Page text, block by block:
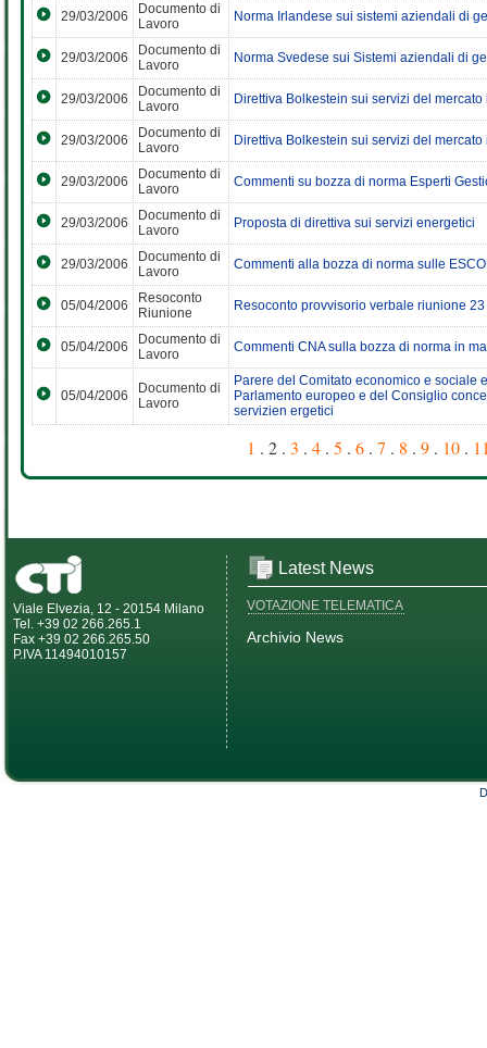
29/03/2006
Documento di
Lavoro
Norma Irlandese sui sistemi aziendali di
29/03/2006
Documento di
Lavoro
Norma Svedese sui Sistemi aziendali di
29/03/2006
Documento di
Lavoro
Direttiva Bolkestein sui servizi del
29/03/2006
Documento di
Lavoro
Direttiva Bolkestein sui servizi del
29/03/2006
Documento di
Lavoro
Commenti su bozza di norma Esperti
29/03/2006
Documento di
Lavoro
Proposta di direttiva sui servizi energetici
29/03/2006
Documento di
Lavoro
Commenti alla bozza di norma sulle ESCO
05/04/2006
Resoconto
Riunione
Resoconto provvisorio verbale riunione
05/04/2006
Documento di
Lavoro
Commenti CNA sulla bozza di norma in
05/04/2006
Documento di
Lavoro
Parere del Comitato economico e sociale
Parlamento europeo e del Consiglio
servizien ergetici
1 . 2 . 3 . 4 . 5 . 6 . 7 . 8 . 9 . 10 .
Viale Elvezia, 12 - 20154 Milano
Tel. +39 02 266.265.1
Fax +39 02 266.265.50
P.IVA 11494010157
Latest News
VOTAZIONE TELEMATICA
Archivio News